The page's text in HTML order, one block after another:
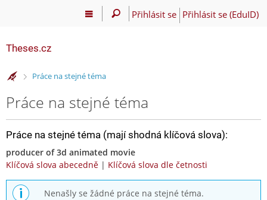
Přihlásit se Přihlásit se (EduID)
Theses.cz
>Práce na stejné téma
Práce na stejné téma
Práce na stejné téma (mají shodná klíčová slova):
producer of 3d animated movie
Klíčová slova abecedně | Klíčová slova dle četnosti
Nenašly se žádné práce na stejné téma.